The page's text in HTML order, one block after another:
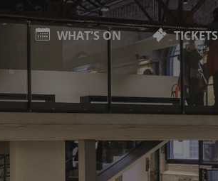
WHAT'S ON TICKETS